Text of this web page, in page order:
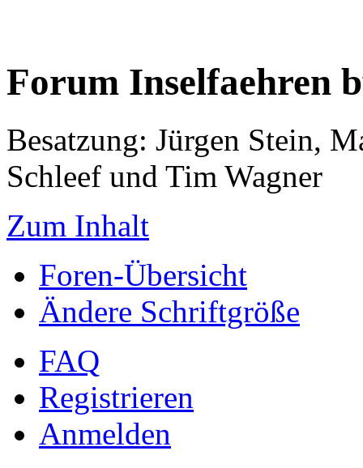
Forum Inselfaehren
Besatzung: Jürgen Stein,
Schleef und Tim Wagner
Zum Inhalt
Foren-Übersicht
Ändere Schriftgröße
FAQ
Registrieren
Anmelden